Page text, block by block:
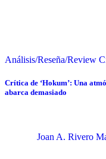
Análisis/Reseña/Review
Crítica de ‘Hokum’: Una
abarca demasiado
Joan A. Rivero